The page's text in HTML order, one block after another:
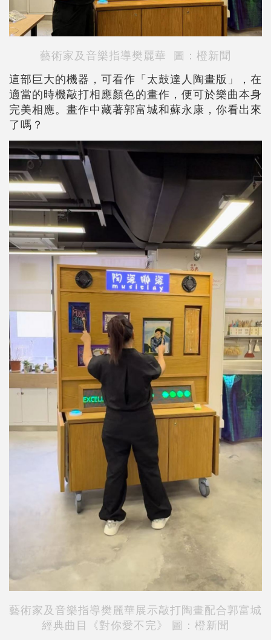
藝術家及音樂指導樊麗華 圖：橙新聞
這部巨大的機器，可看作「太鼓達人陶畫版」，在
適當的時機敲打相應顏色的畫作，便可於樂曲本身
完美相應。畫作中藏著郭富城和蘇永康，你看出來
了嗎？
藝術家及音樂指導樊麗華展示敲打陶畫配合郭富城
經典曲目《對你愛不完》 圖：橙新聞